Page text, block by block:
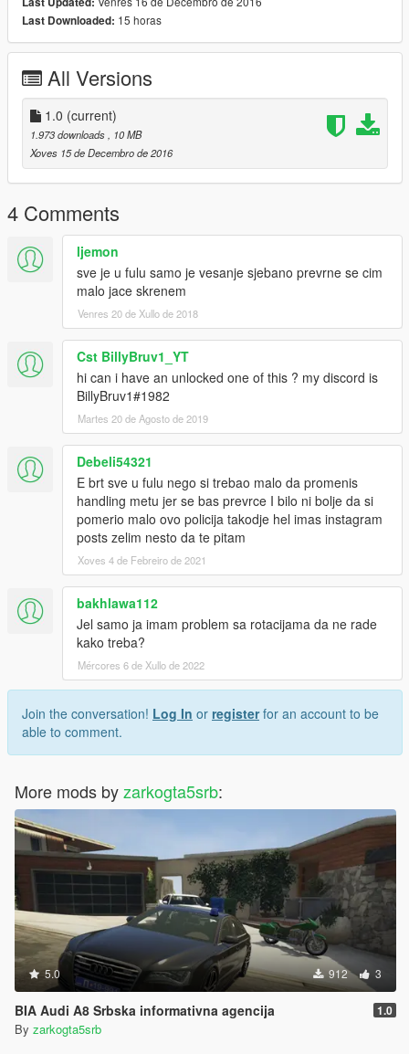
Last Downloaded: 15 horas
All Versions
1.0 (current)
1.973 downloads
, 10 MB
Xoves 15 de Decembro de 2016
4 Comments
ljemon
sve je u fulu samo je vesanje sjebano prevrne se cim
malo jace skrenem
Venres 20 de Xullo de 2018
Cst BillyBruv1_YT
hi can i have an unlocked one of this ? my discord is
BillyBruv1#1982
Martes 20 de Agosto de 2019
Debeli54321
E brt sve u fulu nego si trebao malo da promenis
handling metu jer se bas prevrce I bilo ni bolje da si
pomerio malo ovo policija takodje hel imas instagram
posts zelim nesto da te pitam
Xoves 4 de Febreiro de 2021
bakhlawa112
Jel samo ja imam problem sa rotacijama da ne rade
kako treba?
Mércores 6 de Xullo de 2022
Join the conversation! Log In or registerfor an account to be
able to comment.
More mods byzarkogta5srb:
5.0 912 3
BIA Audi A8 Srbska informativna agencija 1.0
By zarkogta5srb